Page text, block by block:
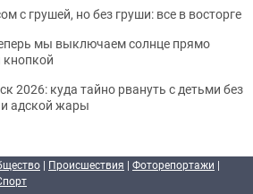
с грушей, но без груши: все в восторге
мы выключаем солнце прямо
кнопкой
2026: куда тайно рвануть с детьми без
и адской жары
| Происшествия | Фоторепортажи |